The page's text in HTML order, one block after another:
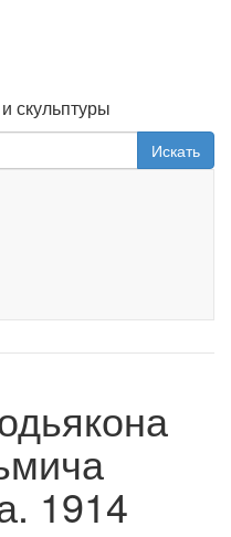
скульптуры
Искать
1914